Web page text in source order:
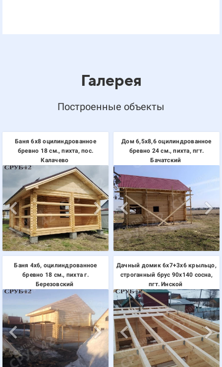
Галерея
Построенные объекты
Баня 6х8 оцилиндрованное
бревно 18 см., пихта, пос.
Калачево
Дом 6,5х8,6 оцилиндрованное
бревно 24 см., пихта, пгт.
Бачатский
Баня 4х6, оцилиндрованное
бревно 18 см., пихта г.
Березовский
Дачный домик 6х7+3х6 крыльцо,
строганный брус 90х140 сосна,
пгт. Инской